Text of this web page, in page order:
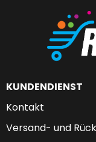
KUNDENDIENST
Kontakt
Versand- und